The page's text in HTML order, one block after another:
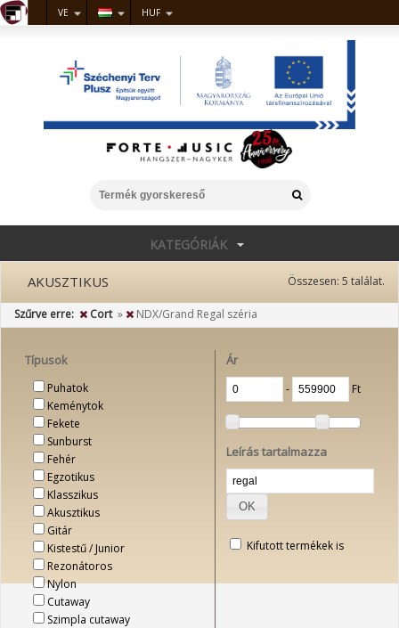
VE HUF
KATEGÓRIÁK
Összesen: 5 találat.
AKUSZTIKUS
Szűrve erre: Cort» NDX/Grand Regal széria
Típusok
Puhatok
Keménytok
Fekete
Sunburst
Fehér
Egzotikus
Klasszikus
Akusztikus
Gitár
Kistestű / Junior
Rezonátoros
Nylon
Cutaway
Szimpla cutaway
Ár
‐ Ft
Leírás tartalmazza
OK
Kifutott termékek is